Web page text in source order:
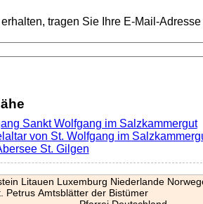
tragen Sie Ihre E-Mail-
Sankt Wolfgang im Salzkammergut
von St. Wolfgang im
St. Gilgen
Litauen Luxemburg Niederlande
Petrus Amtsblätter der Bistümer